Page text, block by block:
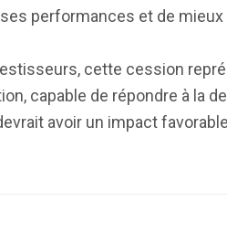
performances et de
cette cession
capable de répondre à la
avoir un impact